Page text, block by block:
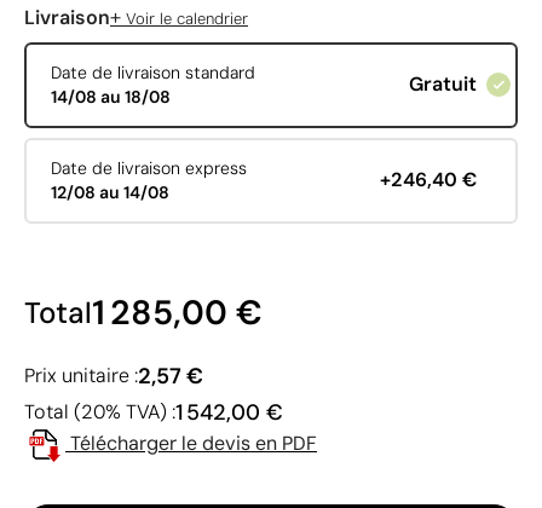
Livraison+ Voir le calendrier
Date de livraison standard
14/08 au 18/08
Gratuit
Date de livraison express
12/08 au 14/08
+246,40 €
Total1 285,00 €
Prix unitaire :2,57 €
Total (20% TVA) :1 542,00 €
Télécharger le devis en PDF